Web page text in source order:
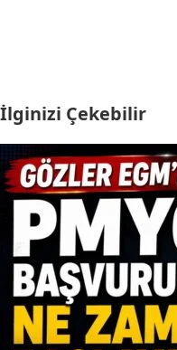
İlginizi Çekebilir